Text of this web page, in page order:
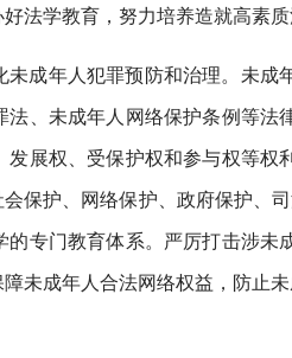
法学教育，努力培养造就高素质
成年人犯罪预防和治理。未成
、未成年人网络保护条例等
展权、受保护权和参与权等权
保护、网络保护、政府保护、
专门教育体系。严厉打击涉未
未成年人合法网络权益，防止未